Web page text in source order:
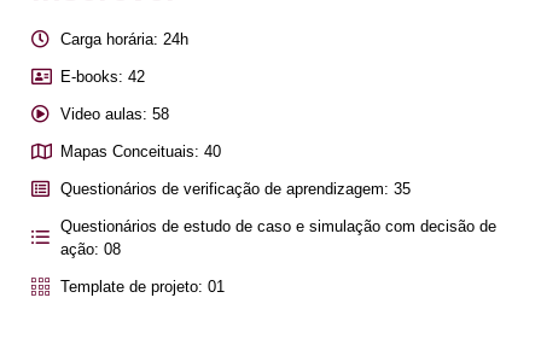
Carga horária: 24h
E-books: 42
Video aulas: 58
Mapas Conceituais: 40
Questionários de verificação de aprendizagem: 35
Questionários de estudo de caso e simulação com decisão de
ação: 08
Template de projeto: 01